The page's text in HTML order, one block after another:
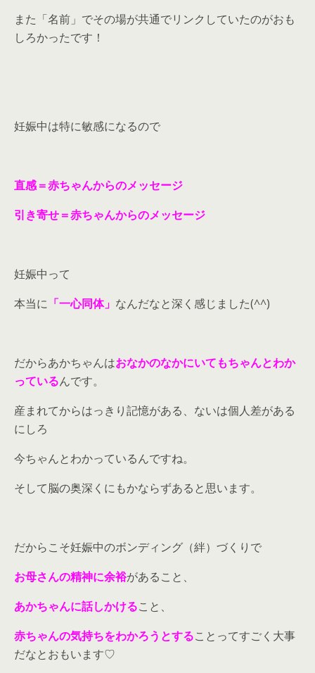
また「名前」でその場が共通でリンクしていたのがおも
しろかったです！
妊娠中は特に敏感になるので
直感＝赤ちゃんからのメッセージ
引き寄せ＝赤ちゃんからのメッセージ
妊娠中って
本当に 「一心同体」 なんだなと深く感じました(^^)
だからあかちゃんはおなかのなかにいてもちゃんとわか
っているんです。
産まれてからはっきり記憶がある、ないは個人差がある
にしろ
今ちゃんとわかっているんですね。
そして脳の奥深くにもかならずあると思います。
だからこそ妊娠中のボンディング（絆）づくりで
お母さんの精神に余裕があること、
あかちゃんに話しかけること、
赤ちゃんの気持ちをわかろうとすることってすごく大事
だなとおもいます♡